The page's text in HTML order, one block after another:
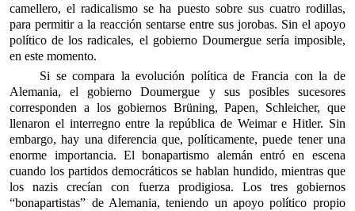
camellero, el radicalismo se ha puesto sobre sus cuatro rodillas,
para permitir a la reacción sentarse entre sus jorobas. Sin el apoyo
político de los radicales, el gobierno Doumergue sería imposible,
en este momento.
Si se compara la evolución política de Francia con la de
Alemania, el gobierno Doumergue y sus posibles sucesores
corresponden a los gobiernos Brüning, Papen, Schleicher, que
llenaron el interregno entre la república de Weimar e Hitler. Sin
embargo, hay una diferencia que, políticamente, puede tener una
enorme importancia. El bonapartismo alemán entró en escena
cuando los partidos democráticos se hablan hundido, mientras que
los nazis crecían con fuerza prodigiosa. Los tres gobiernos
“bonapartistas” de Alemania, teniendo un apoyo político propio